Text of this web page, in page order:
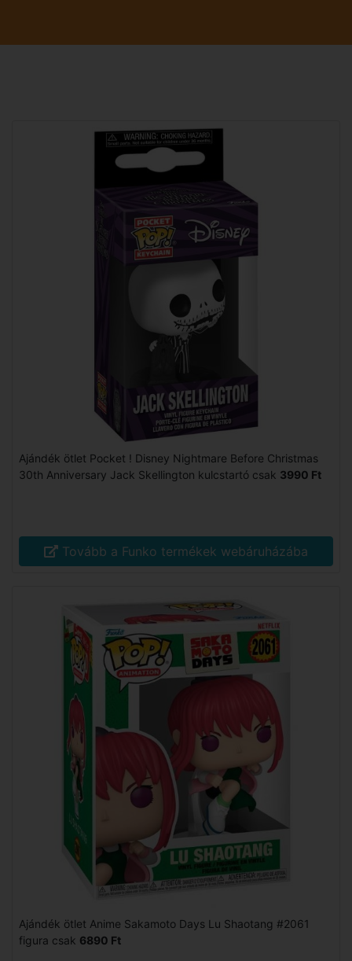
Ajándék ötlet Pocket ! Disney Nightmare Before Christmas
30th Anniversary Jack Skellington kulcstartó csak 3990 Ft
Tovább a Funko termékek webáruházába
Ajándék ötlet Anime Sakamoto Days Lu Shaotang #2061
figura csak 6890 Ft